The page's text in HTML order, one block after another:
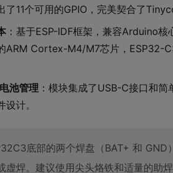
了11个可用的GPIO，完美契合了
：基于ESP-IDF框架，兼容Arduino
ARM Cortex-M4/M7芯片，ESP32-
池管理 ：模块集成了USB-C接口和
计。
底部的两个焊盘（BAT+ 和
虚焊。建议使用尖头烙铁和适量的助